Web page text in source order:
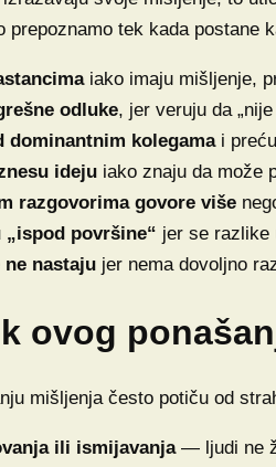
prepoznamo tek kada postane
iako imaju mišljenje,
odluke, jer veruju da
dominantnim kolegamai
ideju iako znaju da može
razgovorima govore više
površine“ jer se razlike
nastaju jer nema dovoljno
ovog
mišljenja često potiču od
ili ismijavanja— ljudi ne